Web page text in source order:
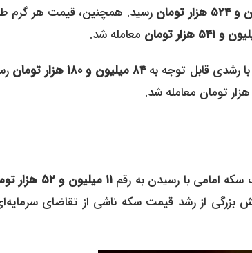
رسید. همچنین، قیمت هر گرم
معامله شد.
با رشدی قابل توجه به۸۴ میلیون و ۱۸۰ هزار تومان
امامی با رسیدن به رقم ۱۱ میلیون و ۵۲ هزار تومان
که بخش بزرگی از رشد قیمت سکه ناشی از تقاضای